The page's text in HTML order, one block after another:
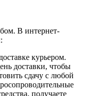
В интернет-
курьером.
доставки, чтобы
сдачу с любой
получаете